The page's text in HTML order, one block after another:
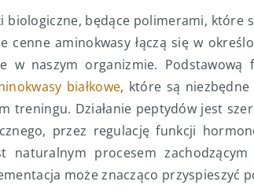
biologiczne, będące polimerami, które
cenne aminokwasy łączą się w
w naszym organizmie. Podstawową
białkowe, które są
treningu. Działanie peptydów jest
przez regulację funkcji
naturalnym procesem
może znacząco przyspieszyć